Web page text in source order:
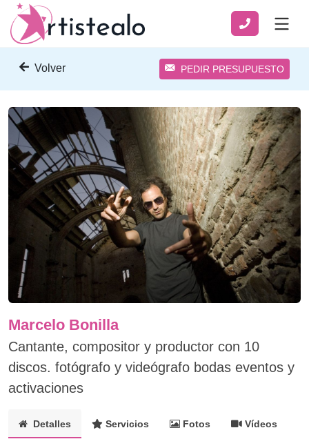
Volver PEDIR PRESUPUESTO
Marcelo Bonilla
Cantante, compositor y productor con 10
discos. fotógrafo y videógrafo bodas eventos y
activaciones
Detalles Servicios Fotos Vídeos